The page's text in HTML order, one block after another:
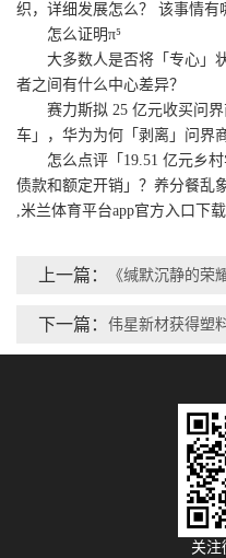
织，详细发展怎么？ 该事情有
怎么证明π⁵
大多数人是否将「专心」状
者之间有什么中心差异？
赛力斯拟 25 亿元收买问界
车」，华为为何「剥离」问界
怎么点评「19.51 亿元乡村
债款和额定开销」？养分餐乱
,米兰体育平台app官方入口下载
上一篇：
下一篇：
关注